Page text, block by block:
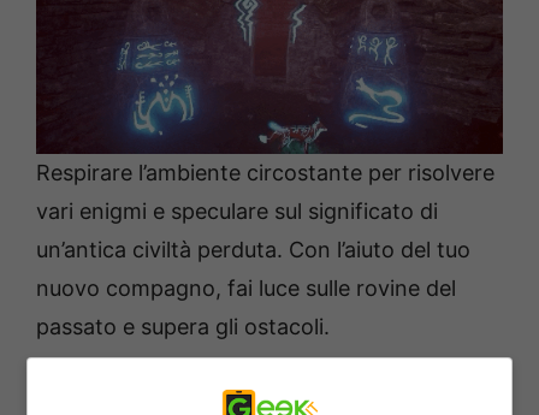
Respirare l’ambiente circostante per risolvere
vari enigmi e speculare sul significato di
un’antica civiltà perduta. Con l’aiuto del tuo
nuovo compagno, fai luce sulle rovine del
passato e supera gli ostacoli.